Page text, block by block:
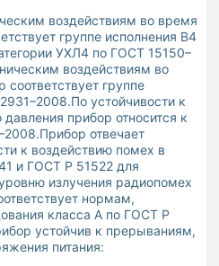
воздействиям во время
группе исполнения В4
УХЛ4 по ГОСТ 15150–
воздействиям во
группе
устойчивости к
прибор относится к
отвечает
к воздействию помех в
и ГОСТ Р 51522 для
излучения радиопомех
нормам,
класса А по ГОСТ Р
устойчив к прерываниям,
питания: